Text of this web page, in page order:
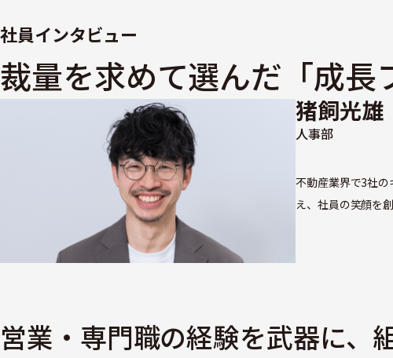
社員インタビュー
裁量を求めて選んだ「成長
猪飼光雄
人事部
不動産業界で3社
え、社員の笑顔を
営業・専門職の経験を武器に、